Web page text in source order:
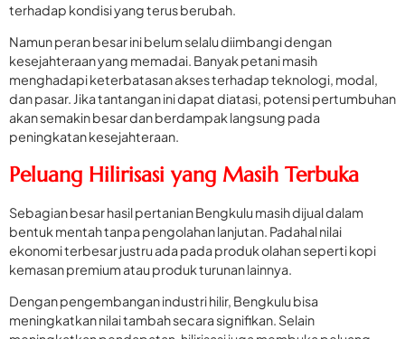
terhadap kondisi yang terus berubah.
Namun peran besar ini belum selalu diimbangi dengan
kesejahteraan yang memadai. Banyak petani masih
menghadapi keterbatasan akses terhadap teknologi, modal,
dan pasar. Jika tantangan ini dapat diatasi, potensi pertumbuhan
akan semakin besar dan berdampak langsung pada
peningkatan kesejahteraan.
Peluang Hilirisasi yang Masih Terbuka
Sebagian besar hasil pertanian Bengkulu masih dijual dalam
bentuk mentah tanpa pengolahan lanjutan. Padahal nilai
ekonomi terbesar justru ada pada produk olahan seperti kopi
kemasan premium atau produk turunan lainnya.
Dengan pengembangan industri hilir, Bengkulu bisa
meningkatkan nilai tambah secara signifikan. Selain